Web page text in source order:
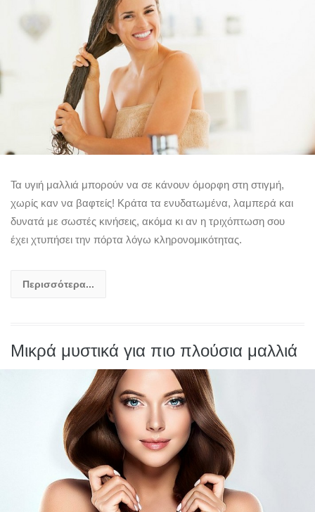
Τα υγιή μαλλιά μπορούν να σε κάνουν όμορφη στη στιγμή,
χωρίς καν να βαφτείς! Κράτα τα ενυδατωμένα, λαμπερά και
δυνατά με σωστές κινήσεις, ακόμα κι αν η τριχόπτωση σου
έχει χτυπήσει την πόρτα λόγω κληρονομικότητας.
Περισσότερα...
Μικρά μυστικά για πιο πλούσια μαλλιά